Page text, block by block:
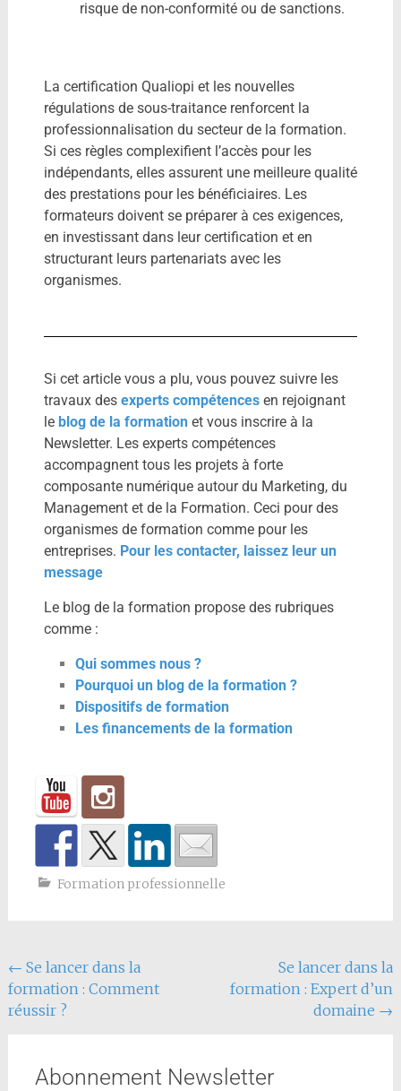
risque de non-conformité ou de sanctions.
La certification Qualiopi et les nouvelles
régulations de sous-traitance renforcent la
professionnalisation du secteur de la formation.
Si ces règles complexifient l’accès pour les
indépendants, elles assurent une meilleure qualité
des prestations pour les bénéficiaires. Les
formateurs doivent se préparer à ces exigences,
en investissant dans leur certification et en
structurant leurs partenariats avec les
organismes.
Si cet article vous a plu, vous pouvez suivre les
travaux des experts compétencesen rejoignant
le blog de la formation et vous inscrire à la
Newsletter. Les experts compétences
accompagnent tous les projets à forte
composante numérique autour du Marketing, du
Management et de la Formation. Ceci pour des
organismes de formation comme pour les
entreprises. Pour les contacter, laissez leur un
message
Le blog de la formation propose des rubriques
comme :
Qui sommes nous ?
Pourquoi un blog de la formation ?
Dispositifs de formation
Les financements de la formation
Formation professionnelle
← Se lancer dans la
formation : Comment
réussir ?
Se lancer dans la
formation : Expert d’un
domaine →
Abonnement Newsletter